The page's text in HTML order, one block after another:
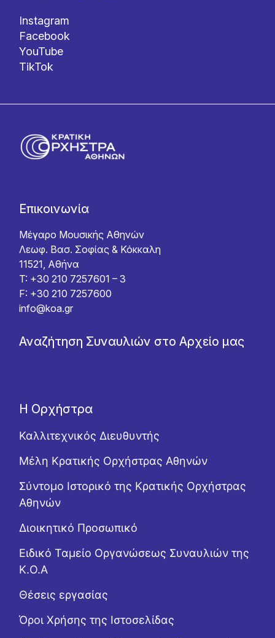
Instagram
Facebook
YouTube
TikTok
Επικοινωνία
Μέγαρο Μουσικής Αθηνών
Λεωφ. Βασ. Σοφίας & Κόκκαλη
11521, Αθήνα
T: +30 210 7257601 – 3
F: +30 210 7257600
info@koa.gr
Αναζήτηση Συναυλιών στο Αρχείο μας
Η Ορχήστρα
Καλλιτεχνικός Διευθυντής
Μέλη Κρατικής Ορχήστρας Αθηνών
Σύντομο Ιστορικό της Κρατικής Ορχήστρας
Αθηνών
Διοικητικό Προσωπικό
Ειδικό Ταμείο Οργανώσεως Συναυλιών της
Κ.Ο.Α
Θέσεις εργασίας
Όροι Χρήσης της Ιστοσελίδας